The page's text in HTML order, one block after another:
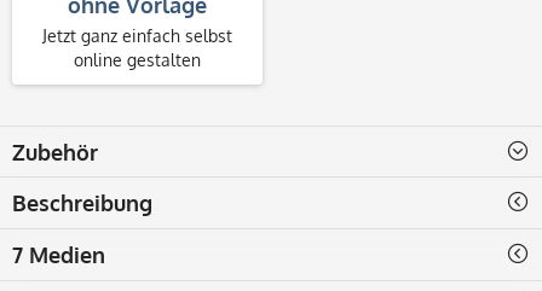
Jetzt ganz einfach selbst
online gestalten
Zubehör
Beschreibung
7 Medien